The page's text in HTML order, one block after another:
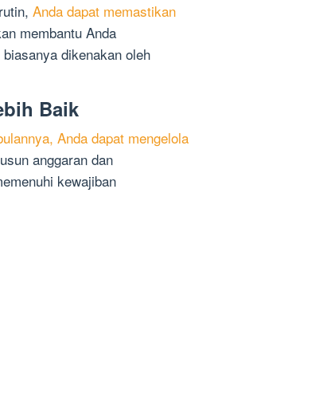
Anda dapat memastikan
membantu Anda
dikenakan oleh
Baik
Anda dapat mengelola
anggaran dan
kewajiban